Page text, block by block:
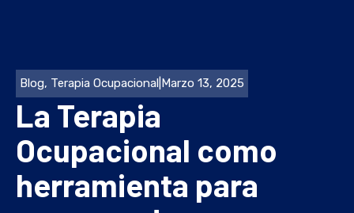
Blog, Terapia Ocupacional Marzo 13, 2025
La Terapia
Ocupacional como
herramienta para